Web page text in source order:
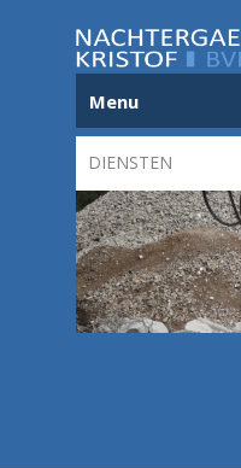
Menu
DIENSTEN